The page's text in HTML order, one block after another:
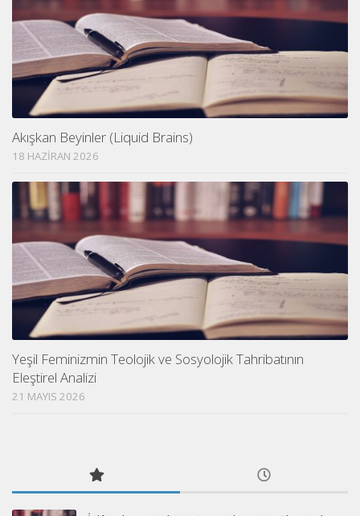
Akışkan Beyinler (Liquid Brains)
18 HAZIRAN 2026
Yeşil Feminizmin Teolojik ve Sosyolojik Tahribatının
Eleştirel Analizi
21 MAYIS 2026